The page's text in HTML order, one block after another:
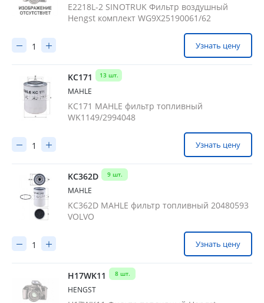
E2218L-2 SINOTRUK Фильтр воздушный
Hengst комплект WG9X25190061/62
Узнать цену
KC171 13 шт.
MAHLE
KC171 MAHLE фильтр топливный
WK1149/2994048
Узнать цену
KC362D 9 шт.
MAHLE
KC362D MAHLE фильтр топливный 20480593
VOLVO
Узнать цену
H17WK11 8 шт.
HENGST